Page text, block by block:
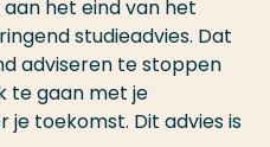
het eind van het
studieadvies. Dat
adviseren te stoppen
te gaan met je
toekomst. Dit advies is